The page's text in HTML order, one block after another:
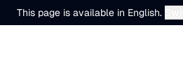
This page is available in English.